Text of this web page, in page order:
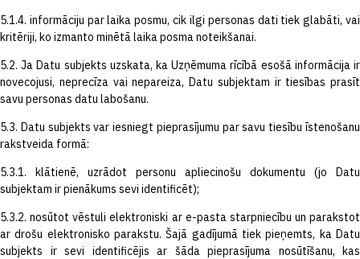
5.1.4. informāciju par laika posmu, cik ilgi personas dati tiek glabāti, vai
kritēriji, ko izmanto minētā laika posma noteikšanai.
5.2. Ja Datu subjekts uzskata, ka Uzņēmuma rīcībā esošā informācija ir
novecojusi, neprecīza vai nepareiza, Datu subjektam ir tiesības prasīt
savu personas datu labošanu.
5.3. Datu subjekts var iesniegt pieprasījumu par savu tiesību īstenošanu
rakstveida formā:
5.3.1. klātienē, uzrādot personu apliecinošu dokumentu (jo Datu
subjektam ir pienākums sevi identificēt);
5.3.2. nosūtot vēstuli elektroniski ar e-pasta starpniecību un parakstot
ar drošu elektronisko parakstu. Šajā gadījumā tiek pieņemts, ka Datu
subjekts ir sevi identificējis ar šāda pieprasījuma nosūtīšanu, kas